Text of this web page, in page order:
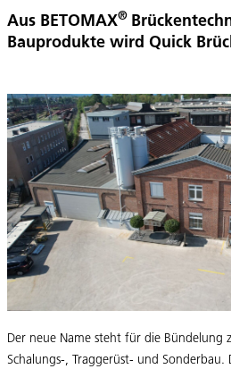
Aus BETOMAX®
Bauprodukte wird Quick
Der neue Name steht für die Bündelung
Schalungs-, Traggerüst- und